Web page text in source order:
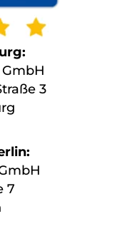
GmbH
3
7